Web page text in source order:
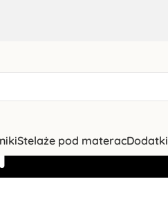
Stelaże pod materacDodatki